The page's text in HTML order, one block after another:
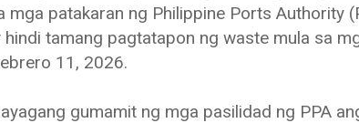
mga patakaran ng Philippine Ports Authority
hindi tamang pagtatapon ng waste mula sa
11, 2026.
gumamit ng mga pasilidad ng PPA